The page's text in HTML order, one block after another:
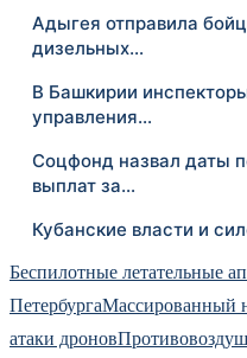
Адыгея отправила
дизельных…
В Башкирии
управления…
Соцфонд назвал даты
выплат за…
Кубанские власти и
Беспилотные летательные
ПетербургаМассированный
атаки дронов